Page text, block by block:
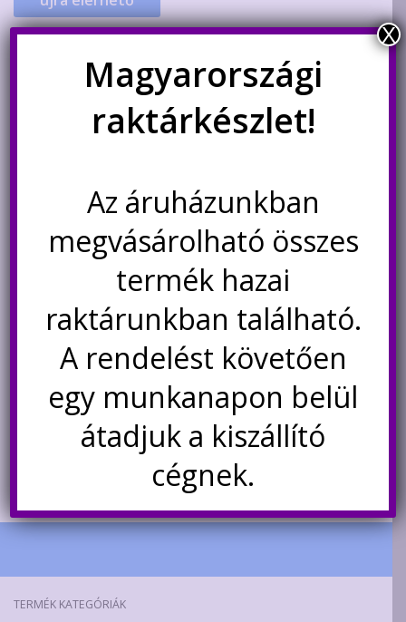
Ft
Értesítésetek ha
újra elérhető
HC-06 bluetooth
kommunikációs modul
1.490 Ft
Értesítésetek ha
újra elérhető
TERMÉK KATEGÓRIÁK
Magyarországi
raktárkészlet!
Az áruházunkban
megvásárolható összes
termék hazai
raktárunkban található.
A rendelést követően
egy munkanapon belül
átadjuk a kiszállító
cégnek.
X